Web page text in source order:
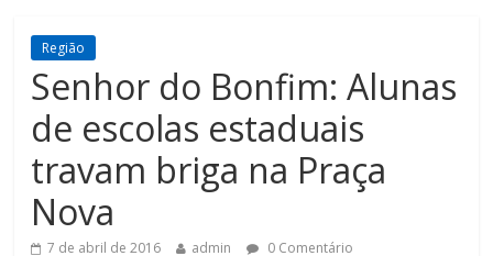
Região
Senhor do Bonfim: Alunas
de escolas estaduais
travam briga na Praça
Nova
7 de abril de 2016 admin 0 Comentário